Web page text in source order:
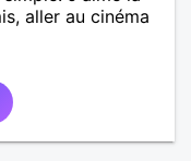
aller au cinéma